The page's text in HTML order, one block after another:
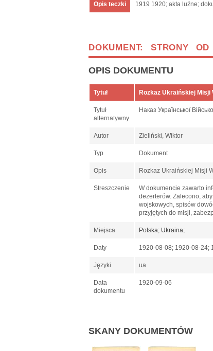
Opis teczki 1919 1920; akta luźne;
DOKUMENT: STRONY OD
OPIS DOKUMENTU
Tytuł Rozkaz Ukraińskiej
Tytuł
alternatywny
Наказ Української
Autor Zieliński, Wiktor
Typ Dokument
Opis Rozkaz Ukraińskiej Misji
Streszczenie
W dokumencie zawarto
dezerterów. Zalecono,
wojskowych, spisów
przyjętych do misji,
Miejsca Polska; Ukraina;
Daty 1920-08-08; 1920-08-24;
Języki ua
Data
dokumentu
1920-09-06
SKANY DOKUMENTÓW